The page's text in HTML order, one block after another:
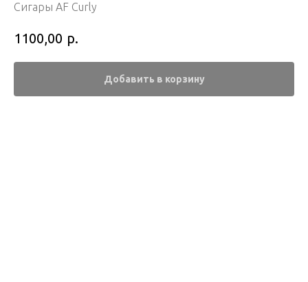
Сигары AF Curly
1100,00 р.
Добавить в корзину